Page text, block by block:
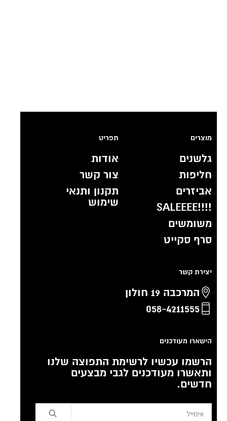
מוצרים
גלשנים
חליפות
אביזרים
!!!!SALEEEE
משומשים
סרף סקייט
תפריט
אודות
צור קשר
תקנון ותנאי
שימוש
יצירת קשר
המרכבה 19 חולון
058-4211555
הישארו מעודכנים
הרשמו עכשיו לרשימת התפוצה שלנו
ותאשרו מעודכנים לגבי מבצעים
חדשים.